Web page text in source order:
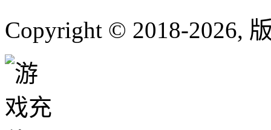
Copyright © 2018-2026,